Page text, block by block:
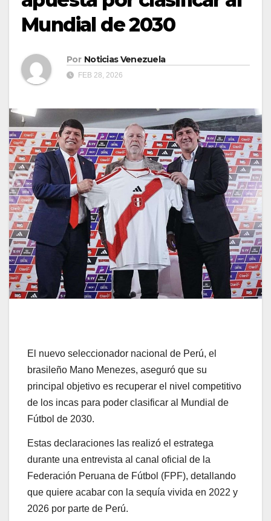
Mundial de 2030
Por Noticias Venezuela
FEB 28, 2026
El nuevo seleccionador nacional de Perú, el
brasileño Mano Menezes, aseguró que su
principal objetivo es recuperar el nivel competitivo
de los incas para poder clasificar al Mundial de
Fútbol de 2030.
Estas declaraciones las realizó el estratega
durante una entrevista al canal oficial de la
Federación Peruana de Fútbol (FPF), detallando
que quiere acabar con la sequía vivida en 2022 y
2026 por parte de Perú.